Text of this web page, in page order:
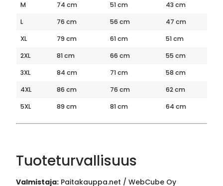
M
74 cm 51 cm
43 cm
L
76 cm 56 cm
47 cm
XL
79 cm 61 cm
51 cm
2XL
81 cm 66 cm
55 cm
3XL
84 cm 71 cm
58 cm
4XL
86 cm 76 cm
62 cm
5XL
89 cm 81 cm 64 cm
Tuoteturvallisuus
Valmistaja: Paitakauppa.net / WebCube Oy